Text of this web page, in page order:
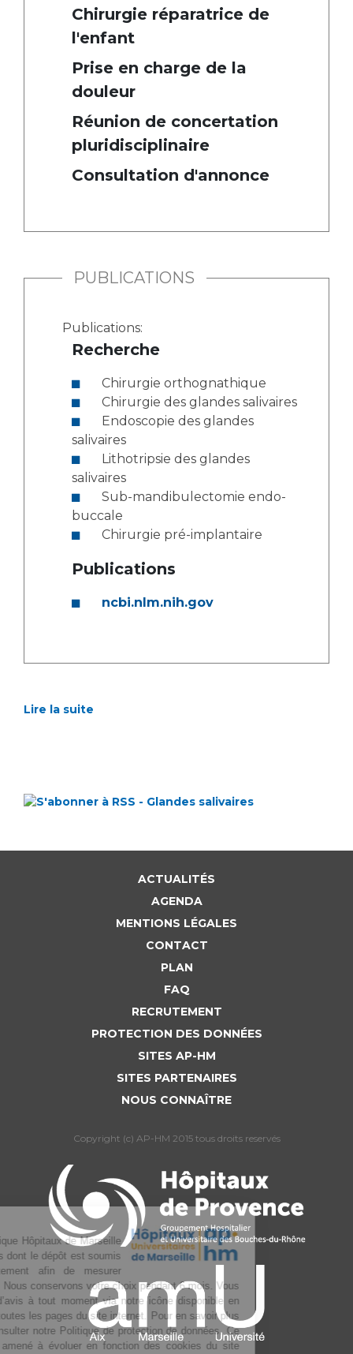
Chirurgie réparatrice de
l'enfant
Prise en charge de la
douleur
Réunion de concertation
pluridisciplinaire
Consultation d'annonce
PUBLICATIONS
Publications:
Recherche
Chirurgie orthognathique
Chirurgie des glandes salivaires
salivaires
salivaires
buccale
Chirurgie pré-implantaire
Publications
ncbi.nlm.nih.gov
Lire la suite
ACTUALITÉS
AGENDA
MENTIONS LÉGALES
CONTACT
PLAN
FAQ
RECRUTEMENT
PROTECTION DES DONNÉES
SITES AP-HM
SITES PARTENAIRES
NOUS CONNAÎTRE
Copyright (c) AP-HM 2015 tous droits reservés
L’Assistance publique Hôpitaux de Marseille
utilise des cookies dont le dépôt est soumis
à votre consentement afin de mesurer
l’audience du site. Nous conservons votre choix pendant 6 mois. Vous
pouvez changer d’avis à tout moment via notre icône disponible en
bas à gauche de toutes les pages du site internet. Pour en savoir plus
sur la gestion, consulter notre Politique de protection de données. Ce
texte pourra être amené à évoluer en fonction des cookies du site